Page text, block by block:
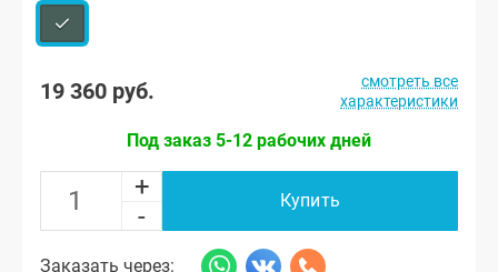
19 360 руб.
смотреть все
характеристики
Под заказ 5-12 рабочих дней
+
-
Купить
Заказать через: